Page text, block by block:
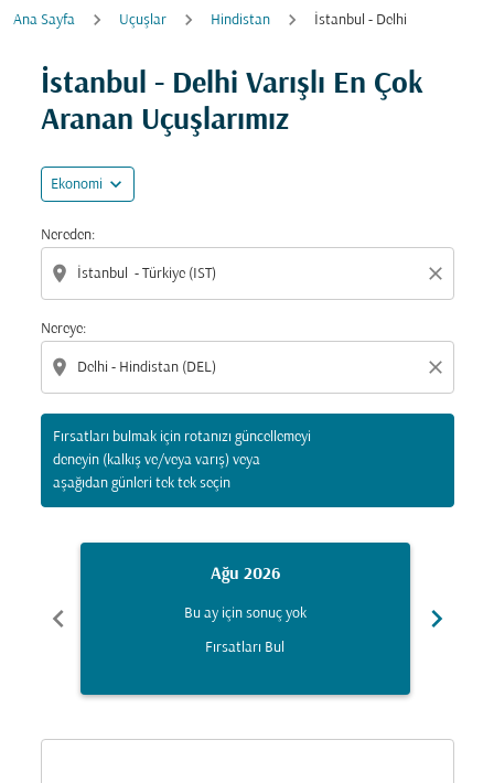
Ana Sayfa Uçuşlar Hindistan İstanbul - Delhi
İstanbul - Delhi Varışlı En Çok
Aranan Uçuşlarımız
Ekonomi expand_more
Nereden:
location_on close
Nereye:
location_on close
Fırsatları bulmak için rotanızı güncellemeyi
deneyin (kalkış ve/veya varış) veya
aşağıdan günleri tek tek seçin
Fırsatları bulmak için rotanızı güncellemeyi deneyin
chevron_left
Ağu 2026
Bu ay için sonuç yok
Fırsatları Bul
chevron_right